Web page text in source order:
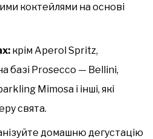
коктейлями на основі
крім Aperol Spritz,
базі Prosecco — Bellini,
Mimosa і інші, які
свята.
домашню дегустацію